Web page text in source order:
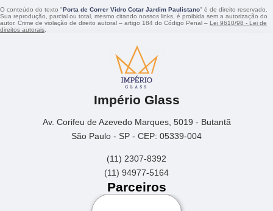
O conteúdo do texto "Porta de Correr Vidro Cotar Jardim Paulistano" é de direito reservado.
Sua reprodução, parcial ou total, mesmo citando nossos links, é proibida sem a autorização do
autor. Crime de violação de direito autoral – artigo 184 do Código Penal – Lei 9610/98 - Lei de
direitos autorais
Império Glass
Av. Corifeu de Azevedo Marques, 5019 - Butantã
São Paulo - SP - CEP: 05339-004
(11) 2307-8392
(11) 94977-5164
Parceiros